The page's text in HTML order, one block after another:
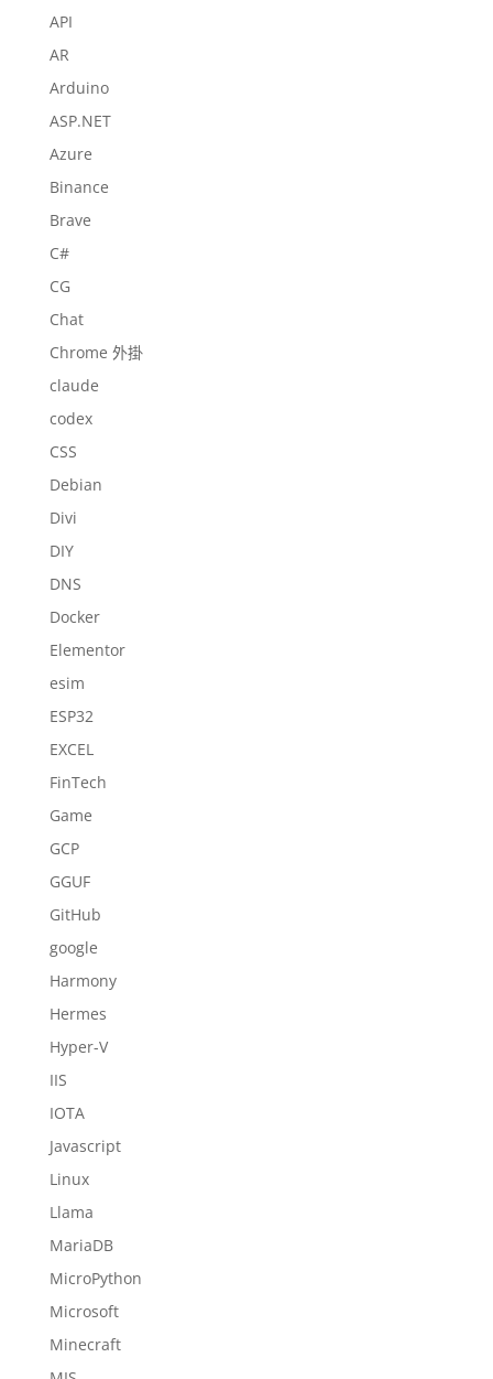
API
AR
Arduino
ASP.NET
Azure
Binance
Brave
C#
CG
Chat
Chrome 外掛
claude
codex
CSS
Debian
Divi
DIY
DNS
Docker
Elementor
esim
ESP32
EXCEL
FinTech
Game
GCP
GGUF
GitHub
google
Harmony
Hermes
Hyper-V
IIS
IOTA
Javascript
Linux
Llama
MariaDB
MicroPython
Microsoft
Minecraft